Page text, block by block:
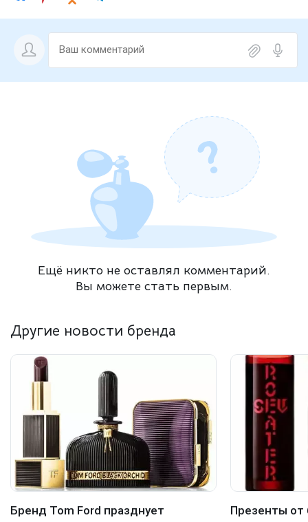
Ещё никто не оставлял комментарий.
Вы можете стать первым.
Другие новости бренда
Бренд Tom Ford празднует
Презенты от